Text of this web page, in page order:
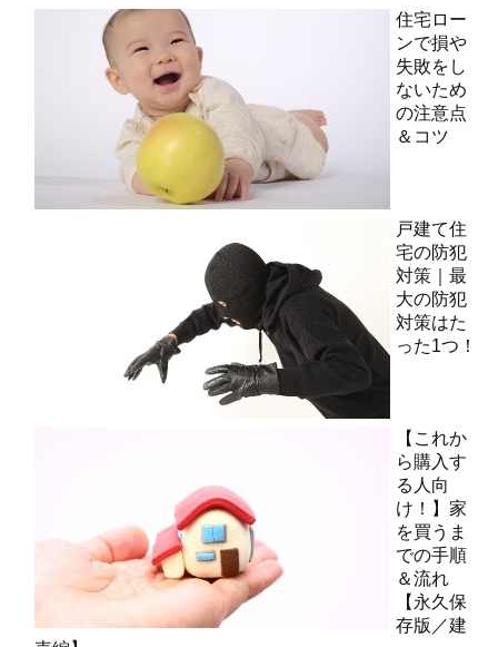
住宅ロー
ンで損や
失敗をし
ないため
の注意点
＆コツ
戸建て住
宅の防犯
対策｜最
大の防犯
対策はた
った1つ！
【これか
ら購入す
る人向
け！】家
を買うま
での手順
＆流れ
【永久保
存版／建